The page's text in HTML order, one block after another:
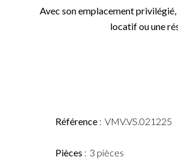
Avec son emplacement
locatif ou une
Référence VMV.VS.021225
Pièces 3 pièces